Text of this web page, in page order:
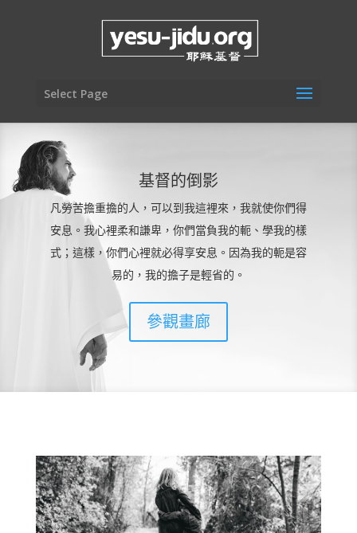
Select Page
基督的倒影
凡勞苦擔重擔的人，可以到我這裡來，我就使你們得
安息。我心裡柔和謙卑，你們當負我的軛、學我的樣
式；這樣，你們心裡就必得享安息。因為我的軛是容
易的，我的擔子是輕省的。
參觀畫廊